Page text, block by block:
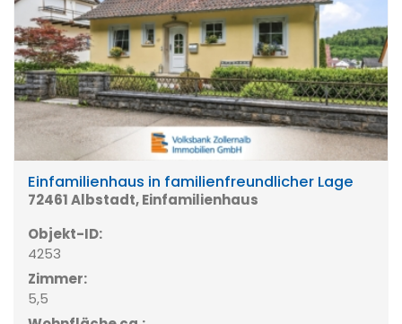
Einfamilienhaus in familienfreundlicher Lage
72461 Albstadt, Einfamilienhaus
Objekt-ID:
4253
Zimmer:
5,5